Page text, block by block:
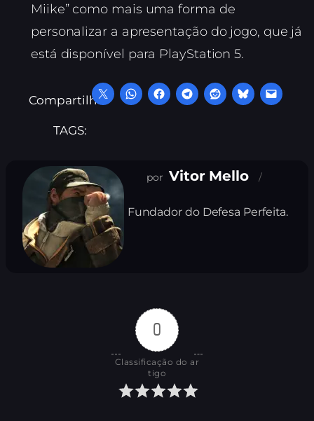
Miike” como mais uma forma de
personalizar a apresentação do jogo, que já
está disponível para PlayStation 5.
Compartilhe:
TAGS:
Vitor Mello
Fundador do Defesa Perfeita.
0
Classificação do ar
tigo